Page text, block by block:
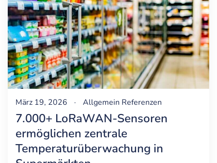
März 19, 2026 · Allgemein Referenzen
7.000+ LoRaWAN-Sensoren
ermöglichen zentrale
Temperaturüberwachung in